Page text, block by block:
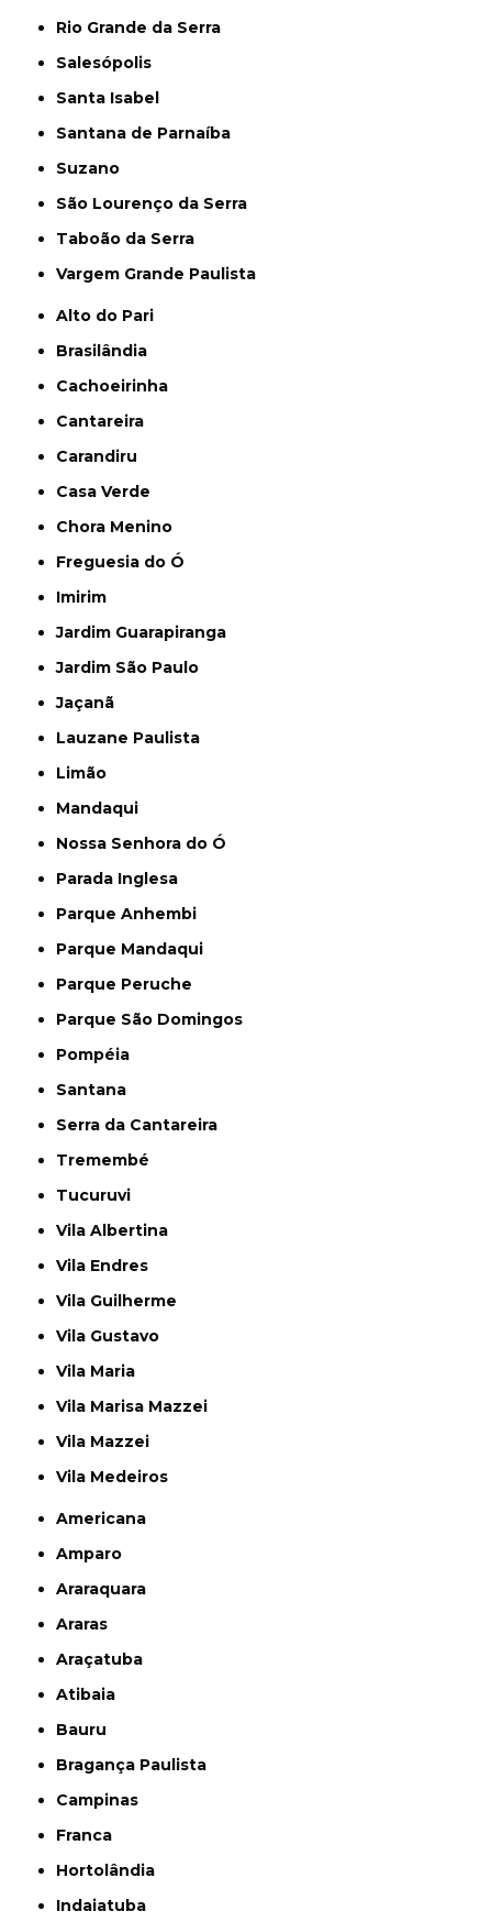
Rio Grande da Serra
Salesópolis
Santa Isabel
Santana de Parnaíba
Suzano
São Lourenço da Serra
Taboão da Serra
Vargem Grande Paulista
Alto do Pari
Brasilândia
Cachoeirinha
Cantareira
Carandiru
Casa Verde
Chora Menino
Freguesia do Ó
Imirim
Jardim Guarapiranga
Jardim São Paulo
Jaçanã
Lauzane Paulista
Limão
Mandaqui
Nossa Senhora do Ó
Parada Inglesa
Parque Anhembi
Parque Mandaqui
Parque Peruche
Parque São Domingos
Pompéia
Santana
Serra da Cantareira
Tremembé
Tucuruvi
Vila Albertina
Vila Endres
Vila Guilherme
Vila Gustavo
Vila Maria
Vila Marisa Mazzei
Vila Mazzei
Vila Medeiros
Americana
Amparo
Araraquara
Araras
Araçatuba
Atibaia
Bauru
Bragança Paulista
Campinas
Franca
Hortolândia
Indaiatuba